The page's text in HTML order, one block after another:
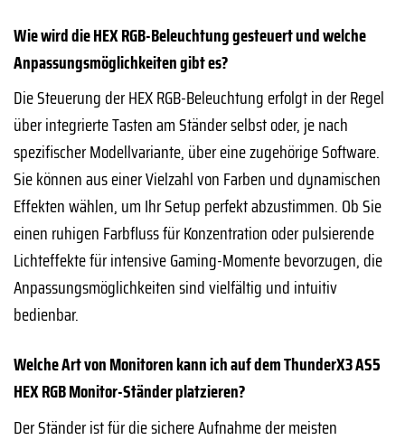
Wie wird die HEX RGB-Beleuchtung gesteuert und welche
Anpassungsmöglichkeiten gibt es?
Die Steuerung der HEX RGB-Beleuchtung erfolgt in der Regel
über integrierte Tasten am Ständer selbst oder, je nach
spezifischer Modellvariante, über eine zugehörige Software.
Sie können aus einer Vielzahl von Farben und dynamischen
Effekten wählen, um Ihr Setup perfekt abzustimmen. Ob Sie
einen ruhigen Farbfluss für Konzentration oder pulsierende
Lichteffekte für intensive Gaming-Momente bevorzugen, die
Anpassungsmöglichkeiten sind vielfältig und intuitiv
bedienbar.
Welche Art von Monitoren kann ich auf dem ThunderX3 AS5
HEX RGB Monitor-Ständer platzieren?
Der Ständer ist für die sichere Aufnahme der meisten